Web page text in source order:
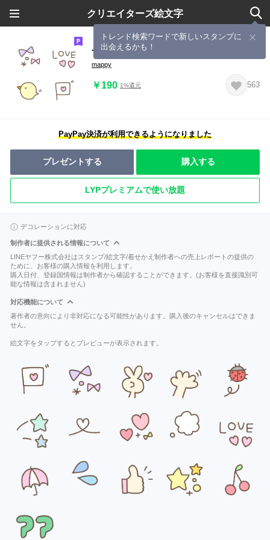
クリエイターズ絵文字
トレンド検索ワードで新しいスタンプに
出会えるかも！
ナチュラルかわいい絵文字
mappy
￥190 1%還元 563
PayPay決済が利用できるようになりました
プレゼントする 購入する
LYPプレミアムで使い放題
デコレーションに対応
制作者に提供される情報について
LINEヤフー株式会社はスタンプ/絵文字/着せかえ制作者への売上レポートの提供の
ために、お客様の購入情報を利用します。
購入日付、登録国情報は制作者から確認することができます。(お客様を直接識別可
能な情報は含まれません)
対応機能について
著作者の意向により非対応になる可能性があります。購入後のキャンセルはできま
せん。
絵文字をタップするとプレビューが表示されます。